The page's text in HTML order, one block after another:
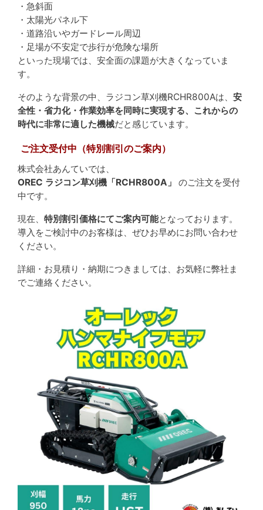
・急斜面
・太陽光パネル下
・道路沿いやガードレール周辺
・足場が不安定で歩行が危険な場所
といった現場では、安全面の課題が大きくなっていま
す。
そのような背景の中、ラジコン草刈機RCHR800Aは、 安
全性・省力化・作業効率を同時に実現する、これからの
時代に非常に適した機械だと感じています。
ご注文受付中（特別割引のご案内）
株式会社あんていでは、
OREC ラジコン草刈機「RCHR800A」
のご注文を受付
中です。
現在、 特別割引価格にてご案内可能となっております。
導入をご検討中のお客様は、ぜひお早めにお問い合わせ
ください。
詳細・お見積り・納期につきましては、お気軽に弊社ま
でご連絡ください。